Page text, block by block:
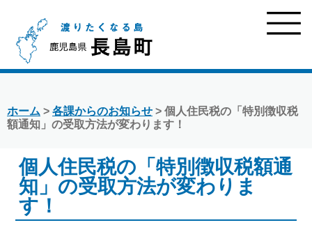
ホーム > 各課からのお知らせ > 個人住民税の「特別徴収税
額通知」の受取方法が変わります！
個人住民税の「特別徴収税額通
知」の受取方法が変わりま
す！